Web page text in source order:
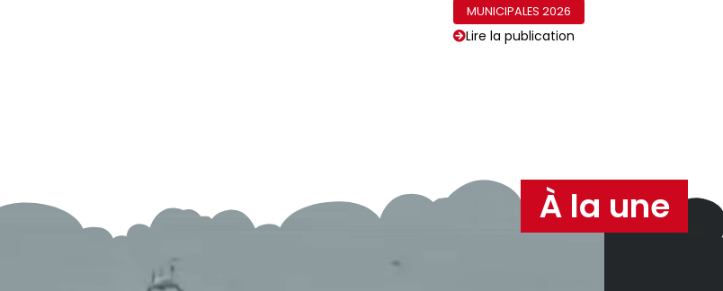
MUNICIPALES 2026
Lire la publication
publicitaire – groupe de
Lyon
MUNICIPALES 2026
DANS LES MÉDIAS
LYON MUNICIPALES 2026
MUNICIPALES 2026
POLITIQUE
Lire la publication